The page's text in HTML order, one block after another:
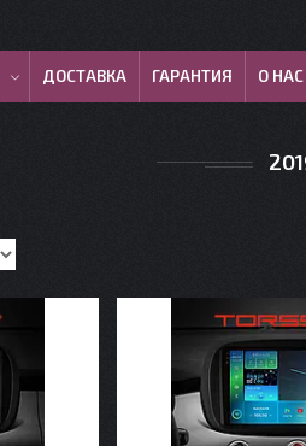
ДОСТАВКА ГАРАНТИЯ О НАС